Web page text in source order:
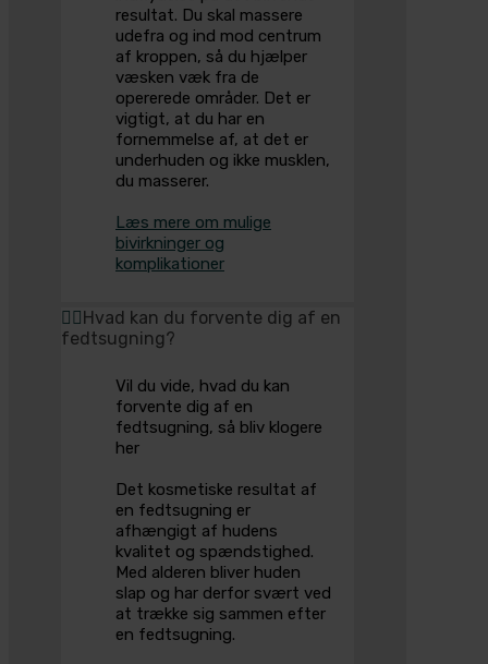
resultat. Du skal massere
udefra og ind mod centrum
af kroppen, så du hjælper
væsken væk fra de
opererede områder. Det er
vigtigt, at du har en
fornemmelse af, at det er
underhuden og ikke musklen,
du masserer.
Læs mere om mulige
bivirkninger og
komplikationer
Hvad kan du forvente dig af en
fedtsugning?
Vil du vide, hvad du kan
forvente dig af en
fedtsugning, så bliv klogere
her
Det kosmetiske resultat af
en fedtsugning er
afhængigt af hudens
kvalitet og spændstighed.
Med alderen bliver huden
slap og har derfor svært ved
at trække sig sammen efter
en fedtsugning.